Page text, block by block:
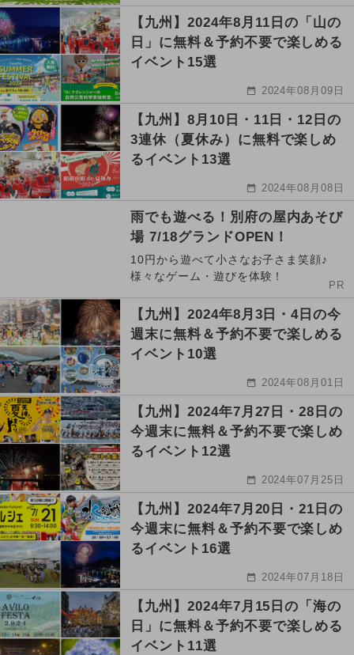
【九州】2024年8月11日の「山の
日」に無料＆予約不要で楽しめる
イベント15選
2024年08月09日
【九州】8月10日・11日・12日の
3連休（夏休み）に無料で楽しめ
るイベント13選
2024年08月08日
雨でも遊べる！別府の屋内あそび
場 7/18グランドOPEN！
10円から遊べて小さなお子さま笑顔♪
様々なゲーム・遊びを体験！
PR
【九州】2024年8月3日・4日の今
週末に無料＆予約不要で楽しめる
イベント10選
2024年08月01日
【九州】2024年7月27日・28日の
今週末に無料＆予約不要で楽しめ
るイベント12選
2024年07月25日
【九州】2024年7月20日・21日の
今週末に無料＆予約不要で楽しめ
るイベント16選
2024年07月18日
【九州】2024年7月15日の「海の
日」に無料＆予約不要で楽しめる
イベント11選